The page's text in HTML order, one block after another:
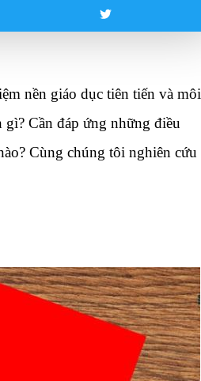
nền giáo dục tiên tiến và môi
Cần đáp ứng những điều
Cùng chúng tôi nghiên cứu